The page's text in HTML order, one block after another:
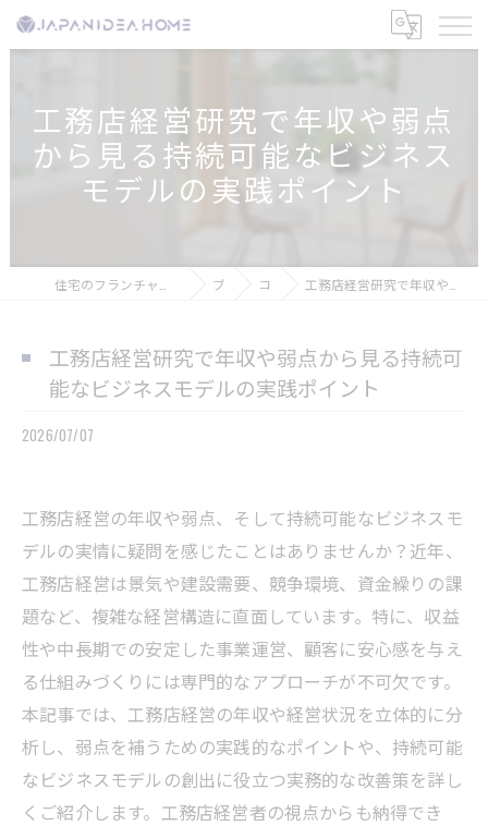
工務店経営研究で年収や弱点
から見る持続可能なビジネス
モデルの実践ポイント
ブログ コラム 工務店経営研究で年収や弱点から見る持続可能なビジネスモデルの実践ポイント
工務店経営研究で年収や弱点から見る持続可
能なビジネスモデルの実践ポイント
2026/07/07
工務店経営の年収や弱点、そして持続可能なビジネスモ
デルの実情に疑問を感じたことはありませんか？近年、
工務店経営は景気や建設需要、競争環境、資金繰りの課
題など、複雑な経営構造に直面しています。特に、収益
性や中長期での安定した事業運営、顧客に安心感を与え
る仕組みづくりには専門的なアプローチが不可欠です。
本記事では、工務店経営の年収や経営状況を立体的に分
析し、弱点を補うための実践的なポイントや、持続可能
なビジネスモデルの創出に役立つ実務的な改善策を詳し
くご紹介します。工務店経営者の視点からも納得でき